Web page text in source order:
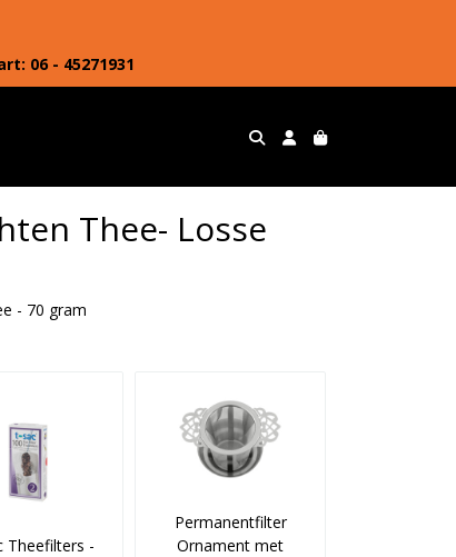
06 - 45271931
Thee- Losse
- 70 gram
Theefilters -
Permanentfilter
Ornament met